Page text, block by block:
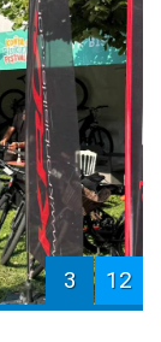
3 12